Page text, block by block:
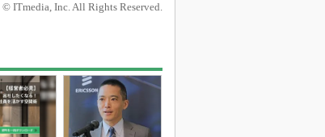
ITmedia, Inc. All Rights Reserved.